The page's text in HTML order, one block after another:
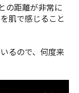
の距離が非常に
肌で感じること
るので、何度来